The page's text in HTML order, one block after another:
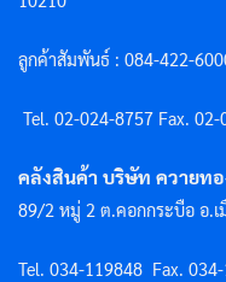
ลูกค้าสัมพันธ์ : 084-422-
Tel. 02-024-8757 Fax. 02-
คลังสินค้า บริษัท ควายทอ
89/2 หมู่ 2 ต.คอกกระบือ อ.เ
Tel. 034-119848 Fax.